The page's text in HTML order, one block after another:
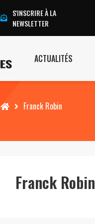
S'INSCRIRE À LA
NEWSLETTER
ACTUALITÉS
Accueil Franck Robin
Franck Robin